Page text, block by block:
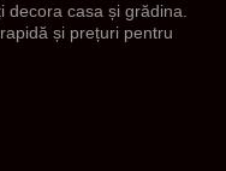
decora casa și grădina.
și prețuri pentru